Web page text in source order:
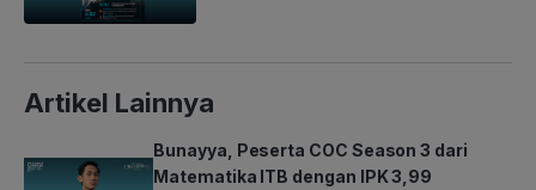
Artikel Lainnya
Bunayya, Peserta COC Season 3 dari
Matematika ITB dengan IPK 3,99